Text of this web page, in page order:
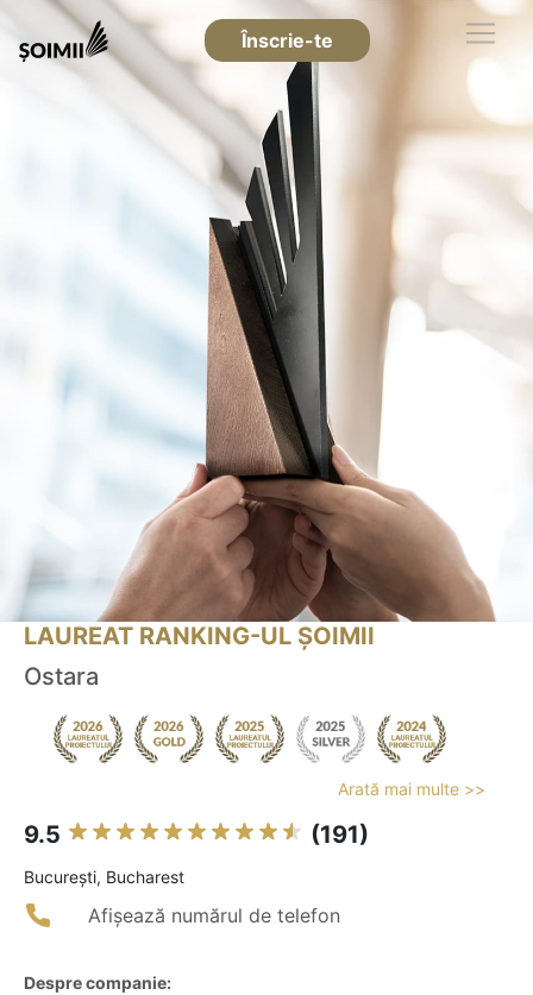
Înscrie-te
LAUREAT RANKING-UL ȘOIMII
Ostara
Arată mai multe >>
9.5 (191)
Bucureşti, Bucharest
Afișează numărul de telefon
Despre companie: